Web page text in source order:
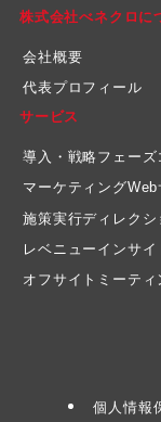
株式会社べネクロに
会社概要
代表プロフィール
サービス
導入・戦略フェー
マーケティング
施策実行ディレクシ
レベニューインサ
オフサイトミーテ
個人情報